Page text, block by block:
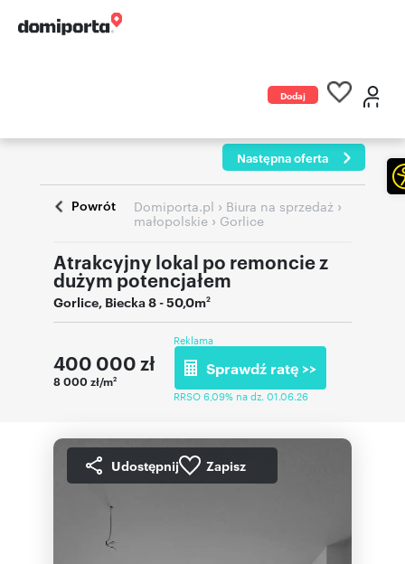
Dodaj
Następna oferta
Powrót Domiporta.pl › Biura na sprzedaż ›
małopolskie › Gorlice
Atrakcyjny lokal po remoncie z
dużym potencjałem
Gorlice, Biecka 8- 50,0m2
400 000 zł
8 000 zł/m2
Reklama
Sprawdź ratę >>
RRSO 6,09% na dz. 01.06.26
Udostępnij Zapisz